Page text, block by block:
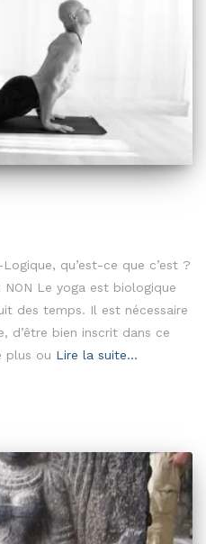
qu’est-ce que c’est ?
Le yoga est biologique
des temps. Il est nécessaire
d’être bien inscrit dans ce
plus ou Lire la suite…